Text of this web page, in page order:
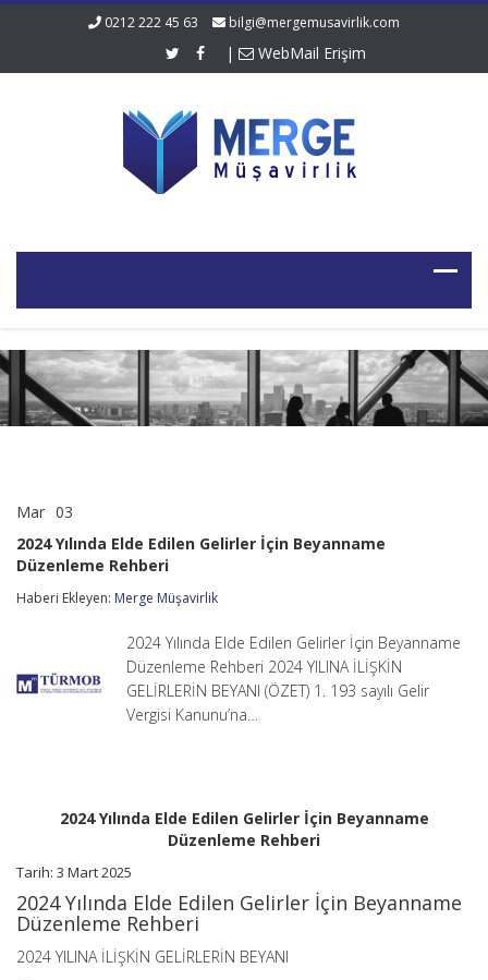
0212 222 45 63 bilgi@mergemusavirlik.com
| WebMail Erişim
Mar 03
Elde
Edilen
İçin
Düzenleme
Rehberi
için
2024 Yılında Elde Edilen Gelirler İçin Beyanname
Düzenleme Rehberi
Haberi Ekleyen: Merge Müşavirlik
2024 Yılında Elde Edilen Gelirler İçin Beyanname
Düzenleme Rehberi 2024 YILINA İLİŞKİN
GELİRLERİN BEYANI (ÖZET) 1. 193 sayılı Gelir
Vergisi Kanunu’na…
2024 Yılında Elde Edilen Gelirler İçin Beyanname
Düzenleme Rehberi
Tarih: 3 Mart 2025
2024 Yılında Elde Edilen Gelirler İçin Beyanname
Düzenleme Rehberi
2024 YILINA İLİŞKİN GELİRLERİN BEYANI